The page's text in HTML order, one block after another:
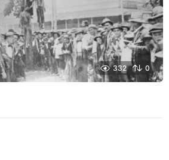
332 0